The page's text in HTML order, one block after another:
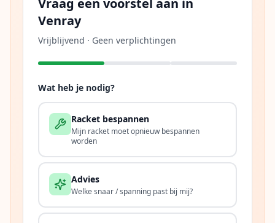
Vraag een voorstel aan in
Venray
Vrijblijvend · Geen verplichtingen
Wat heb je nodig?
Racket bespannen
Mijn racket moet opnieuw bespannen
worden
Advies
Welke snaar / spanning past bij mij?